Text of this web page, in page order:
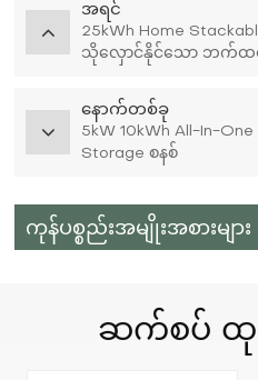
အရင်
25kWh Home
သိုလှောင်နိုင်သော ဘက်
နောက်တစ်ခု
5kW 10kWh All-In-
Storage စနစ်
ကုန်ပစ္စည်းအမျိုးအစားများ
ဆက်စပ် ထု